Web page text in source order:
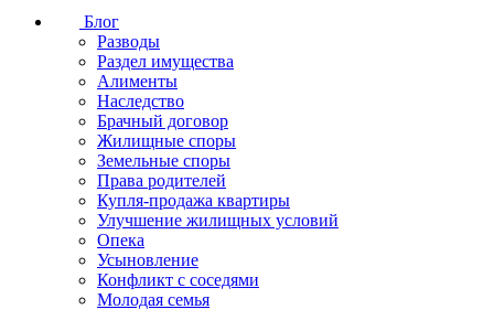
Блог
Разводы
Раздел имущества
Алименты
Наследство
Брачный договор
Жилищные споры
Земельные споры
Права родителей
Купля-продажа квартиры
Улучшение жилищных условий
Опека
Усыновление
Конфликт с соседями
Молодая семья